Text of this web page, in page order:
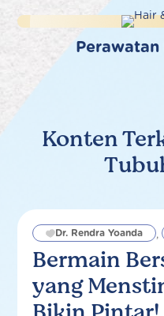
Konten
Bermain
yang
Dr. Rendra Yoanda ,